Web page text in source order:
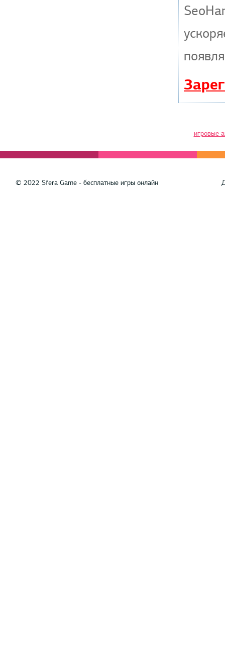
игровые
© 2022 Sfera Game - бесплатные игры онлайн